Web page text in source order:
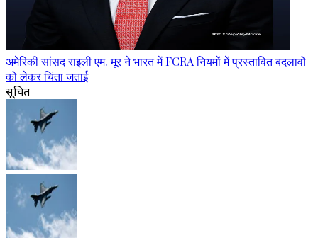
अमेरिकी सांसद राइली एम. मूर ने भारत में FCRA नियमों में प्रस्तावित बदलावों
को लेकर चिंता जताई
सूचित